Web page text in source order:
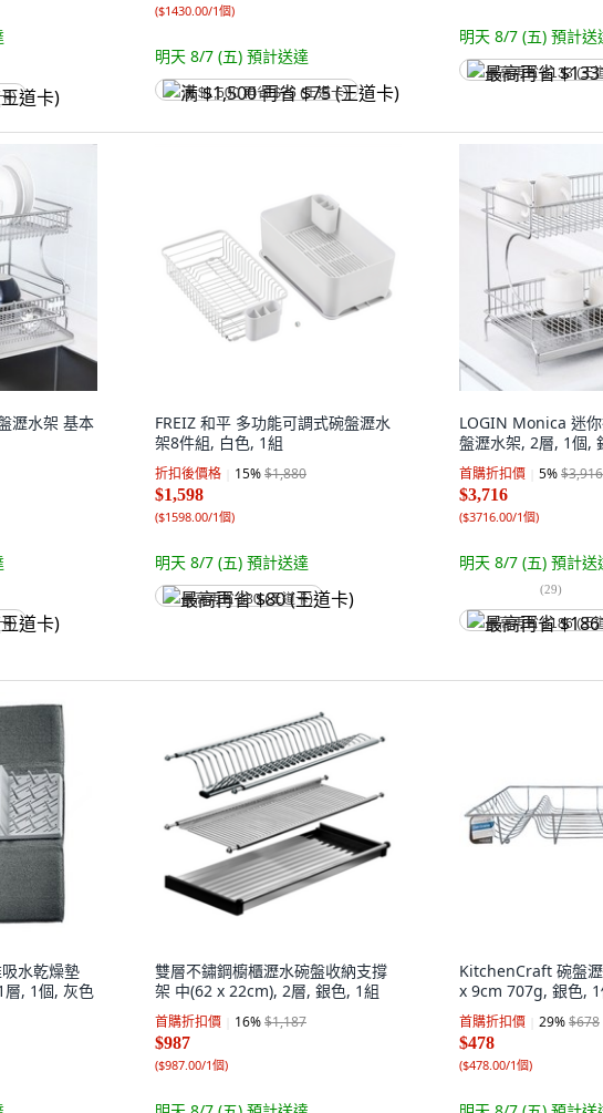
)
($1430.00/1個)
明天 8/7 (五) 預計送達
满 $1,500 再省 $75 (王道卡)
明天 8/7 (五) 預計送
最高再省 $133 (王
瀝水架 基本
)
FREIZ 和平 多功能可調式碗盤瀝水
架8件組, 白色, 1組
折扣後價格 15%$1,880
$1,598
($1598.00/1個)
明天 8/7 (五) 預計送達
最高再省 $80 (王道卡)
LOGIN Monica 迷
盤瀝水架, 2層, 1個,
首購折扣價 5%$3,916
$3,716
($3716.00/1個)
明天 8/7 (五) 預計送
(29)
最高再省 $186 (王
水乾燥墊
層, 1個, 灰色
雙層不鏽鋼櫥櫃瀝水碗盤收納支撐
架 中(62 x 22cm), 2層, 銀色, 1組
首購折扣價 16%$1,187
$987
($987.00/1個)
KitchenCraft 碗盤
x 9cm 707g, 銀色, 1
首購折扣價 29%$678
$478
($478.00/1個)